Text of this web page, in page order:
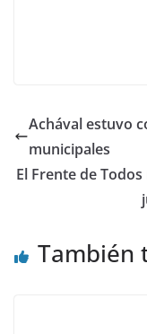
Achával estuvo
municipales
El Frente de
También